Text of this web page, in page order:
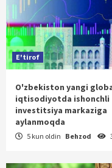
E'tirof
O'zbekiston yangi
iqtisodiyotda ishonchli
investitsiya markaziga
aylanmoqda
5 kun oldin Behzod